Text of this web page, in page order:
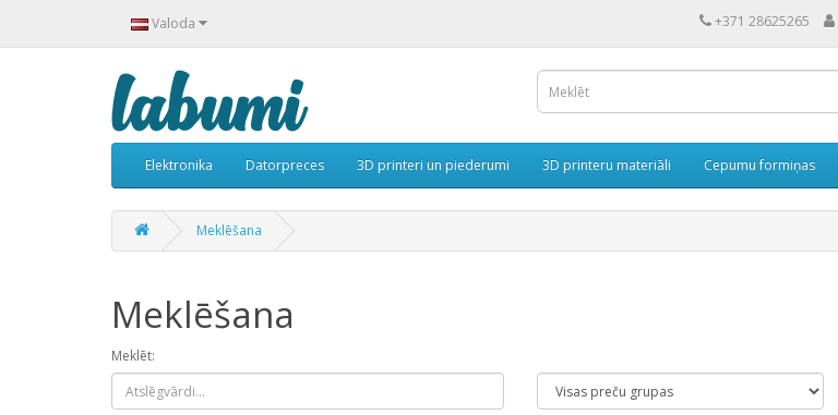
Valoda +371 28625265
Elektronika Datorpreces 3D printeri un piederumi 3D printeru materiāli Cepumu formiņas
Meklēšana
Meklēšana
Meklēt: